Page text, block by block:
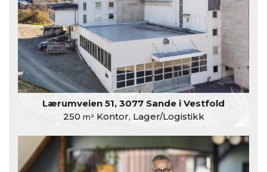
Lærumveien 51, 3077 Sande i Vestfold
250 m²Kontor, Lager/Logistikk